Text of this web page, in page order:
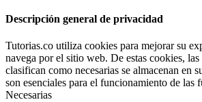
Descripción general de privacidad
Tutorias.co utiliza cookies para mejorar su
navega por el sitio web. De estas cookies, las
clasifican como necesarias se almacenan en
son esenciales para el funcionamiento de las
Necesarias